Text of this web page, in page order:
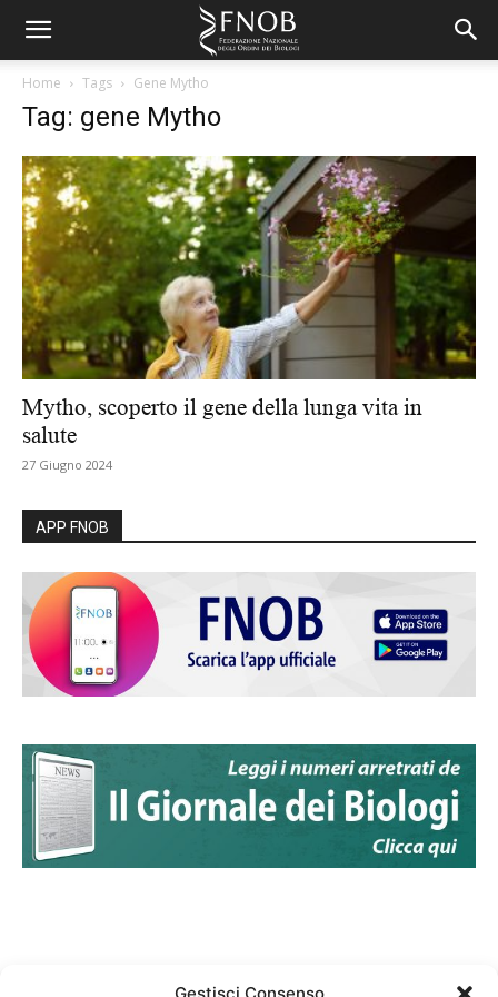
Home Tags Gene Mytho
Tag: gene Mytho
Mytho, scoperto il gene della lunga vita in
salute
27 Giugno 2024
APP FNOB